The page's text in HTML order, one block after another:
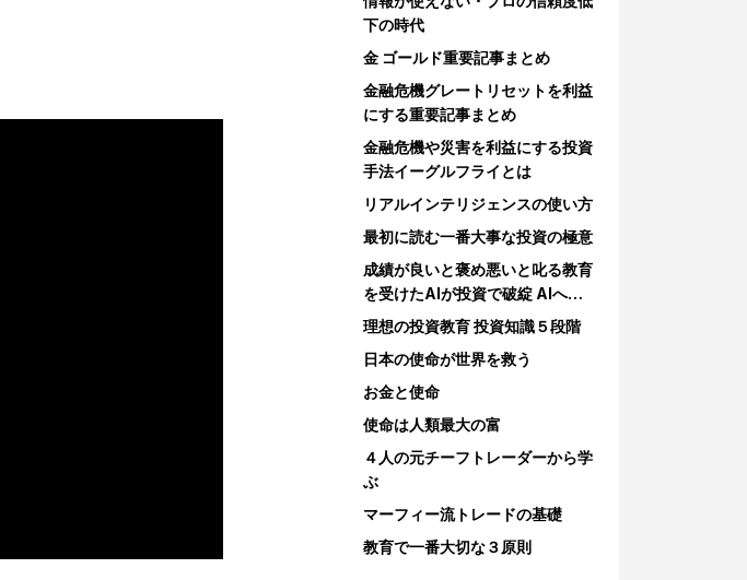
下の時代
金 ゴールド重要記事まとめ
金融危機グレートリセットを利益
にする重要記事まとめ
金融危機や災害を利益にする投資
手法イーグルフライとは
リアルインテリジェンスの使い方
最初に読む一番大事な投資の極意
成績が良いと褒め悪いと叱る教育
を受けたAIが投資で破綻 AIへの
教育
理想の投資教育 投資知識５段階
日本の使命が世界を救う
お金と使命
使命は人類最大の富
４人の元チーフトレーダーから学
ぶ
マーフィー流トレードの基礎
教育で一番大切な３原則